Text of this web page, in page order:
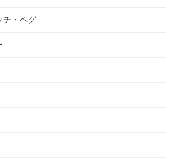
チ・ペグ